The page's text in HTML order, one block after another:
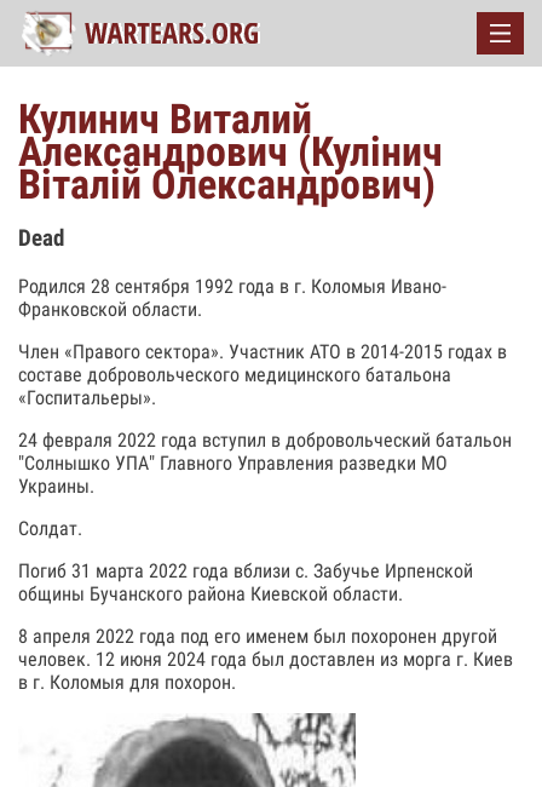
Кулинич Виталий
Александрович (Кулінич
Віталій Олександрович)
Dead
Родился 28 сентября 1992 года в г. Коломыя Ивано-
Франковской области.
Член «Правого сектора». Участник АТО в 2014-2015 годах в
составе добровольческого медицинского батальона
«Госпитальеры».
24 февраля 2022 года вступил в добровольческий батальон
"Солнышко УПА" Главного Управления разведки МО
Украины.
Солдат.
Погиб 31 марта 2022 года вблизи с. Забучье Ирпенской
общины Бучанского района Киевской области.
8 апреля 2022 года под его именем был похоронен другой
человек. 12 июня 2024 года был доставлен из морга г. Киев
в г. Коломыя для похорон.